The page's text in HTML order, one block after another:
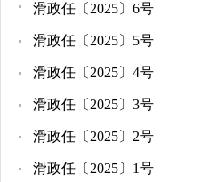
滑政任〔2025〕6号
滑政任〔2025〕5号
滑政任〔2025〕4号
滑政任〔2025〕3号
滑政任〔2025〕2号
滑政任〔2025〕1号